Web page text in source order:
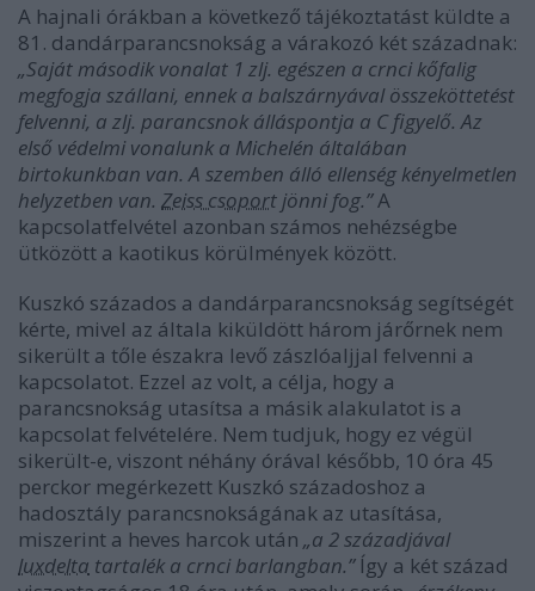
A hajnali órákban a következő tájékoztatást küldte a
81. dandárparancsnokság a várakozó két századnak:
„Saját második vonalat 1 zlj. egészen a crnci kőfalig
megfogja szállani, ennek a balszárnyával összeköttetést
felvenni, a zlj. parancsnok álláspontja a C figyelő. Az
első védelmi vonalunk a Michelén általában
birtokunkban van. A szemben álló ellenség kényelmetlen
helyzetben van. Zeiss csoport jönni fog.”A
kapcsolatfelvétel azonban számos nehézségbe
ütközött a kaotikus körülmények között.
Kuszkó százados a dandárparancsnokság segítségét
kérte, mivel az általa kiküldött három járőrnek nem
sikerült a tőle északra levő zászlóaljjal felvenni a
kapcsolatot. Ezzel az volt, a célja, hogy a
parancsnokság utasítsa a másik alakulatot is a
kapcsolat felvételére. Nem tudjuk, hogy ez végül
sikerült-e, viszont néhány órával később, 10 óra 45
perckor megérkezett Kuszkó századoshoz a
hadosztály parancsnokságának az utasítása,
miszerint a heves harcok után „a 2 századjával
luxdelta tartalék a crnci barlangban.”Így a két század